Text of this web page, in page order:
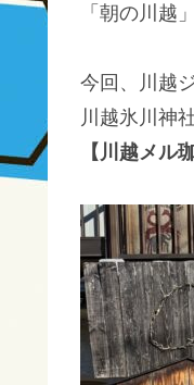
「朝の川越
今回、川越
川越氷川神
【川越メル